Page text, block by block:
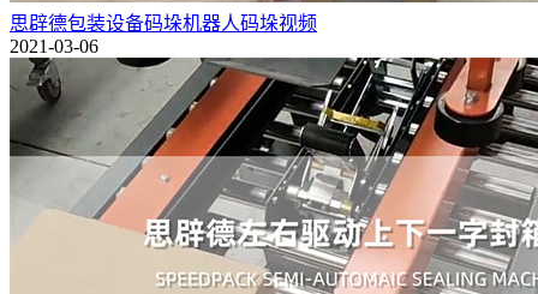
思辟德包装设备码垛机器人码垛视频
2021-03-06